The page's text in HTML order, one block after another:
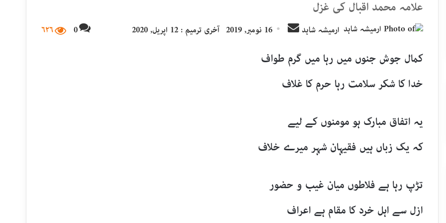
علامہ محمد اقبال کی غزل
ارمیشہ شاہد
Send16 نومبر, 2019 آخری ترمیم : 12 اپریل, 2020 0 ۶۲۶
کمال جوش جنوں میں رہا میں گرم طواف
خدا کا شکر سلامت رہا حرم کا غلاف
یہ اتفاق مبارک ہو مومنوں کے لیے
کہ یک زباں ہیں فقیہان شہر میرے خلاف
تڑپ رہا ہے فلاطوں میان غیب و حضور
ازل سے اہل خرد کا مقام ہے اعراف